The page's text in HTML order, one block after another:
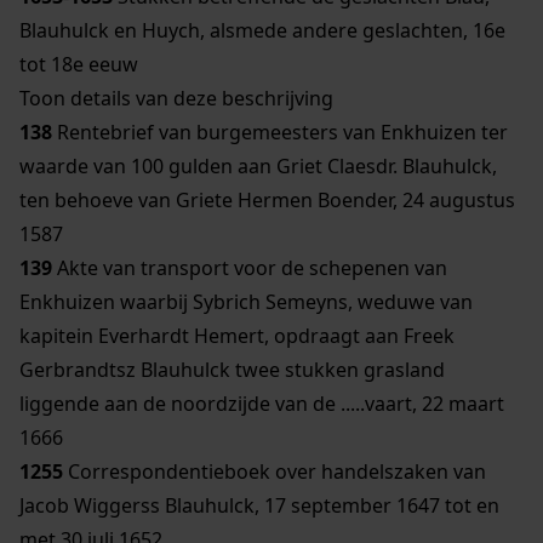
Blauhulck en Huych, alsmede andere geslachten, 16e
tot 18e eeuw
Toon details van deze beschrijving
138 Rentebrief van burgemeesters van Enkhuizen ter
waarde van 100 gulden aan Griet Claesdr. Blauhulck,
ten behoeve van Griete Hermen Boender, 24 augustus
1587
139Akte van transport voor de schepenen van
Enkhuizen waarbij Sybrich Semeyns, weduwe van
kapitein Everhardt Hemert, opdraagt aan Freek
Gerbrandtsz Blauhulck twee stukken grasland
liggende aan de noordzijde van de .....vaart, 22 maart
1666
1255 Correspondentieboek over handelszaken van
Jacob Wiggerss Blauhulck, 17 september 1647 tot en